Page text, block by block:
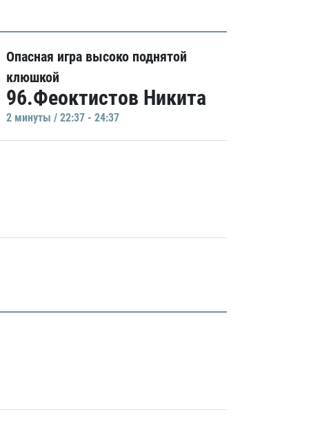
Опасная игра высоко поднятой
клюшкой
96.Феоктистов Никита
2 минуты / 22:37 - 24:37